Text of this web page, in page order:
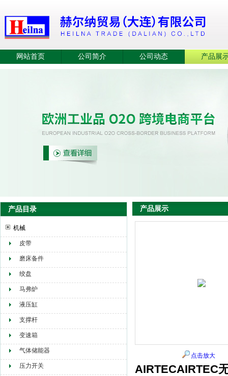
赫尔纳贸易（大连）有限公司
网站首页 公司简介 公司动态 产品展
产品目录
机械
皮带
磨床备件
绞盘
马弗炉
液压缸
支撑杆
变速箱
气体储能器
压力开关
产品展示
点击放大
AIRTECAIRTEC